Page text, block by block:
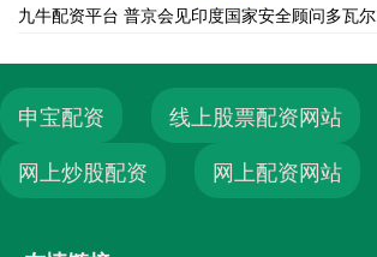
九牛配资平台 普京会见印度国家安全顾问多瓦尔
申宝配资
线上股票配资网站
网上炒股配资
网上配资网站